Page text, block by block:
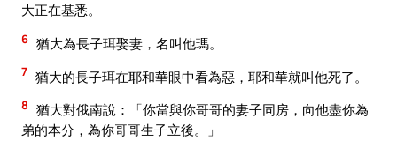
大正在基悉。
6 猶大為長子珥娶妻，名叫他瑪。
7 猶大的長子珥在耶和華眼中看為惡，耶和華就叫他死了。
8 猶大對俄南說：「你當與你哥哥的妻子同房，向他盡你為
弟的本分，為你哥哥生子立後。」